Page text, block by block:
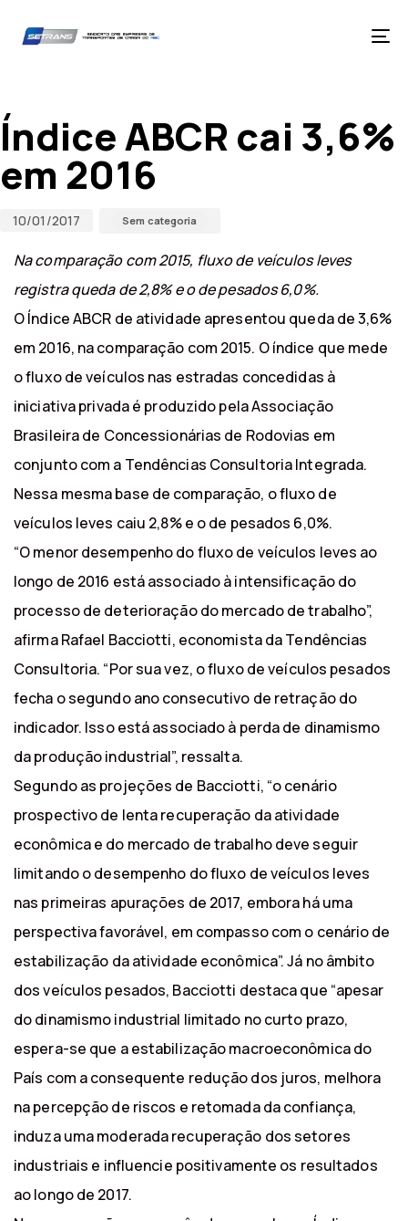
primary
Índice ABCR cai 3,6%
em 2016
10/01/2017 Sem categoria
Na comparação com 2015, fluxo de veículos leves
registra queda de 2,8% e o de pesados 6,0%.
O Índice ABCR de atividade apresentou queda de 3,6%
em 2016, na comparação com 2015. O índice que mede
o fluxo de veículos nas estradas concedidas à
iniciativa privada é produzido pela Associação
Brasileira de Concessionárias de Rodovias em
conjunto com a Tendências Consultoria Integrada.
Nessa mesma base de comparação, o fluxo de
veículos leves caiu 2,8% e o de pesados 6,0%.
“O menor desempenho do fluxo de veículos leves ao
longo de 2016 está associado à intensificação do
processo de deterioração do mercado de trabalho”,
afirma Rafael Bacciotti, economista da Tendências
Consultoria. “Por sua vez, o fluxo de veículos pesados
fecha o segundo ano consecutivo de retração do
indicador. Isso está associado à perda de dinamismo
da produção industrial”, ressalta.
Segundo as projeções de Bacciotti, “o cenário
prospectivo de lenta recuperação da atividade
econômica e do mercado de trabalho deve seguir
limitando o desempenho do fluxo de veículos leves
nas primeiras apurações de 2017, embora há uma
perspectiva favorável, em compasso com o cenário de
estabilização da atividade econômica”. Já no âmbito
dos veículos pesados, Bacciotti destaca que “apesar
do dinamismo industrial limitado no curto prazo,
espera-se que a estabilização macroeconômica do
País com a consequente redução dos juros, melhora
na percepção de riscos e retomada da confiança,
induza uma moderada recuperação dos setores
industriais e influencie positivamente os resultados
ao longo de 2017.